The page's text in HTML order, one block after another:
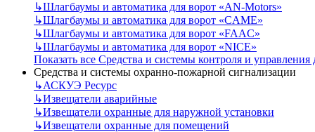
↳Шлагбаумы и автоматика для ворот «AN-Motors»
↳Шлагбаумы и автоматика для ворот «CAME»
↳Шлагбаумы и автоматика для ворот «FAAC»
↳Шлагбаумы и автоматика для ворот «NICE»
Показать все Средства и системы контроля и управления
Средства и системы охранно-пожарной сигнализации
↳АСКУЭ Ресурс
↳Извещатели аварийные
↳Извещатели охранные для наружной установки
↳Извещатели охранные для помещений